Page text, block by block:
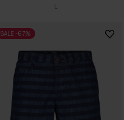
L
SALE -67%